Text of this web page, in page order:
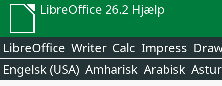
LibreOffice 26.2 Hjælp
LibreOffice Writer Calc Impress
Engelsk (USA) Amharisk Arabisk